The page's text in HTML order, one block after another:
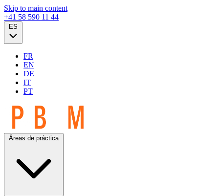
Skip to main content
+41 58 590 11 44
FR
EN
DE
IT
PT
Áreas de práctica